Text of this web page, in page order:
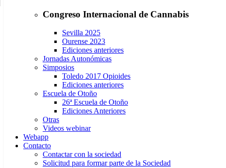
Congreso Internacional de Cannabis
Sevilla 2025
Ourense 2023
Ediciones anteriores
Jornadas Autonómicas
Simposios
Toledo 2017 Opioides
Ediciones anteriores
Escuela de Otoño
26ª Escuela de Otoño
Ediciones Anteriores
Otras
Videos webinar
Webapp
Contacto
Contactar con la sociedad
Solicitud para formar parte de la Sociedad